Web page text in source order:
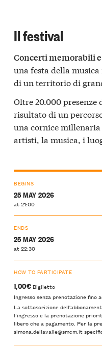
Il festival
Concerti memorabili
una festa della
di un territorio di
Oltre 20.000
risultato di un
una cornice
artisti, la musica, i
BEGINS
25 MAY 2026
at 21:00
ENDS
25 MAY 2026
at 22:30
HOW TO PARTICIPATE
1,00€Biglietto
Ingresso senza prenotazione fino
La sottoscrizione
l’ingresso e la prenotazione
libero che a pagamento. Per la
simona.dellavalle@smcm.it